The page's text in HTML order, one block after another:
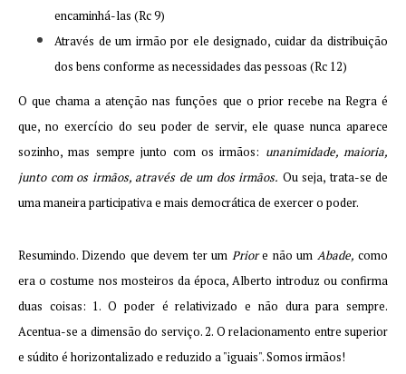
encaminhá-las (Rc 9)
Através de um irmão por ele designado, cuidar da distribuição
dos bens conforme as necessidades das pessoas (Rc 12)
O que chama a atenção nas funções que o prior recebe na Regra é
que, no exercício do seu poder de servir, ele quase nunca aparece
sozinho, mas sempre junto com os irmãos: unanimidade, maioria,
junto com os irmãos, através de um dos irmãos. Ou seja, trata-se de
uma maneira participativa e mais democrática de exercer o poder.
Resumindo. Dizendo que devem ter um Priore não um Abade, como
era o costume nos mosteiros da época, Alberto introduz ou confirma
duas coisas: 1. O poder é relativizado e não dura para sempre.
Acentua-se a dimensão do serviço. 2. O relacionamento entre superior
e súdito é horizontalizado e reduzido a "iguais". Somos irmãos!